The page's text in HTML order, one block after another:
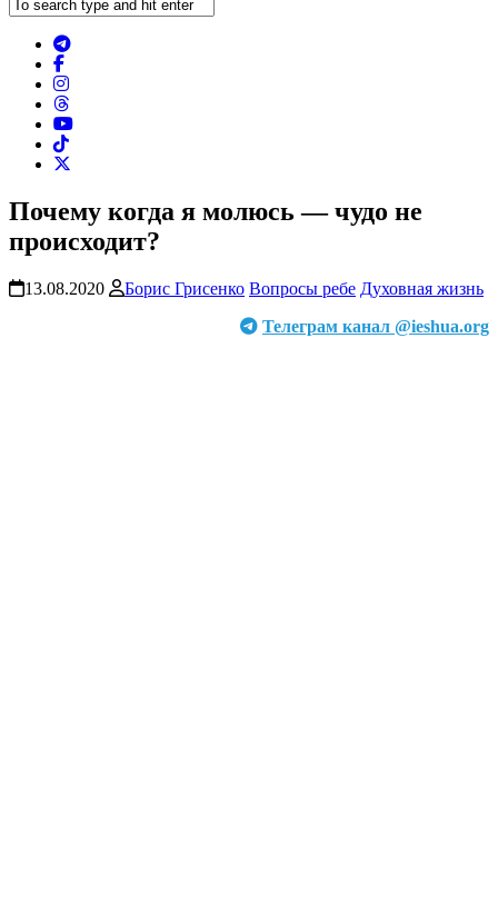
Почему когда я молюсь — чудо не
происходит?
13.08.2020 Борис Грисенко Вопросы ребе Духовная жизнь
Телеграм канал @ieshua.org